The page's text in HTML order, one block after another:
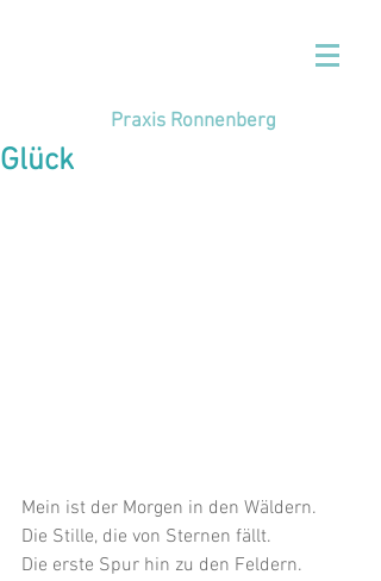
Praxis Ronnenberg
Glück
Mein ist der Morgen in den Wäldern.
Die Stille, die von Sternen fällt.
Die erste Spur hin zu den Feldern.